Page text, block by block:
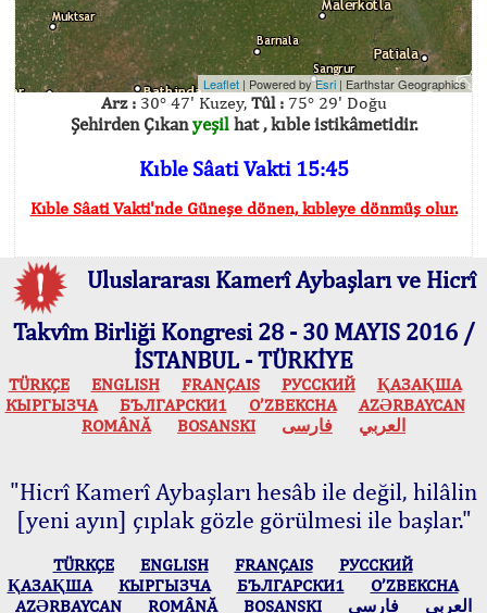
Leaflet | Powered byEsri | Earthstar Geographics
Arz :30° 47' Kuzey, Tûl :75° 29' Doğu
Şehirden Çıkanyeşilhat , kıble istikâmetidir.
Kıble Sâati Vakti 15:45
Kıble Sâati Vakti'nde Güneşe dönen, kıbleye dönmüş olur.
Uluslararası Kamerî Aybaşları ve Hicrî
Takvîm Birliği Kongresi 28 - 30 MAYIS 2016 /
İSTANBUL - TÜRKİYE
TÜRKÇE ENGLISH FRANÇAIS РУССКИЙ
ҚАЗАҚША
КЫPГЫЗЧA
БЪЛГАРСКИ1 O’ZBEKCHA
AZӘRBAYCAN
ROMÂNĂ
BOSANSKI العربي فارسی
"Hicrî Kamerî Aybaşları hesâb ile değil, hilâlin
[yeni ayın] çıplak gözle görülmesi ile başlar."
TÜRKÇE ENGLISH FRANÇAIS
РУССКИЙ
ҚАЗАҚША
КЫPГЫЗЧA БЪЛГАРСКИ1
O’ZBEKCHA
AZӘRBAYCAN
ROMÂNĂ BOSANSKI العربي فارسی